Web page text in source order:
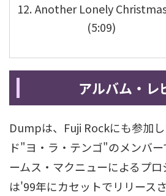
Another Lonely
(5:09)
アルバム・レ
Dumpは、Fuji Rockにも参加
ド"ヨ・ラ・テンゴ"のメンバ
ームス・マクニューによるプ
は'99年にカセットでリリース